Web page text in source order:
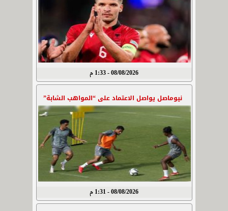
08/08/2026 - 1:33 م
نيوماصل يواصل الاعتماد على “المواهب الشابة”
08/08/2026 - 1:31 م